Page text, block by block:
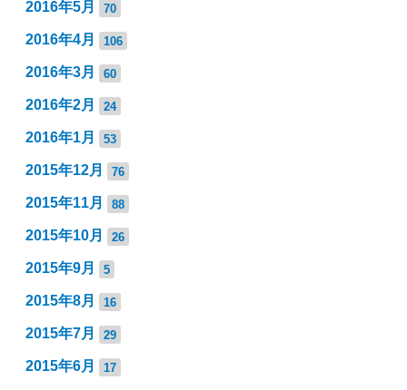
2016年5月 70
2016年4月 106
2016年3月 60
2016年2月 24
2016年1月 53
2015年12月 76
2015年11月 88
2015年10月 26
2015年9月 5
2015年8月 16
2015年7月 29
2015年6月 17